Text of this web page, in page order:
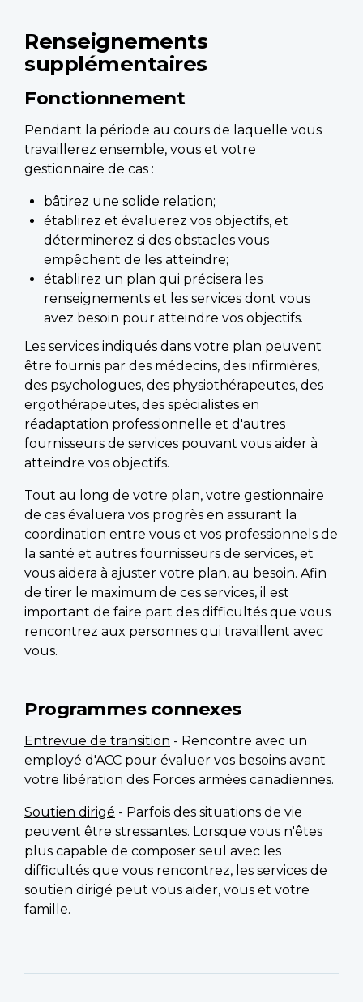
Renseignements
supplémentaires
Fonctionnement
Pendant la période au cours de laquelle vous
travaillerez ensemble, vous et votre
gestionnaire de cas :
bâtirez une solide relation;
établirez et évaluerez vos objectifs, et
déterminerez si des obstacles vous
empêchent de les atteindre;
établirez un plan qui précisera les
renseignements et les services dont vous
avez besoin pour atteindre vos objectifs.
Les services indiqués dans votre plan peuvent
être fournis par des médecins, des infirmières,
des psychologues, des physiothérapeutes, des
ergothérapeutes, des spécialistes en
réadaptation professionnelle et d'autres
fournisseurs de services pouvant vous aider à
atteindre vos objectifs.
Tout au long de votre plan, votre gestionnaire
de cas évaluera vos progrès en assurant la
coordination entre vous et vos professionnels de
la santé et autres fournisseurs de services, et
vous aidera à ajuster votre plan, au besoin. Afin
de tirer le maximum de ces services, il est
important de faire part des difficultés que vous
rencontrez aux personnes qui travaillent avec
vous.
Programmes connexes
Entrevue de transition - Rencontre avec un
employé d'ACC pour évaluer vos besoins avant
votre libération des Forces armées canadiennes.
Soutien dirigé - Parfois des situations de vie
peuvent être stressantes. Lorsque vous n'êtes
plus capable de composer seul avec les
difficultés que vous rencontrez, les services de
soutien dirigé peut vous aider, vous et votre
famille.